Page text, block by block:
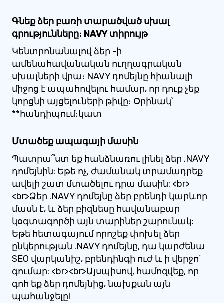
Գնեք ձեր բառի տարածված սխալ
գրությունները։ NAVY տիրույթ
Կենտրոնանալով ձեր -ի
ամենահավանական ուղղագրական
սխալների վրա։ NAVY դոմեյնը հիանալի
միջոց է ապահովելու համար, որ դուք չեք
կորցնի այցելուների թիվը։ Օրինակ՝
**հանդիպում։կատ
Մտածեք ապագայի մասին
Պատրա՞ստ եք հանձնառու լինել ձեր .NAVY
դոմեյնին: Եթե ոչ, ժամանակ տրամադրեք
ավելի շատ մտածելու դրա մասին: <br>
<br>Ձեր .NAVY դոմեյնը ձեր բրենդի կարևոր
մասն է, և ձեր բիզնեսը հավանաբար
կօգտագործի այն տարիներ շարունակ:
Եթե հետագայում որոշեք փոխել ձեր
ընկերության .NAVY դոմեյնը, դա կարժենա
SEO վարկանիշ, բրենդինգի ուժ և ի վերջո՝
գումար: <br><br>Այսպիսով, համոզվեք, որ
գոհ եք ձեր դոմեյնից, նախքան այն
պահանջելը!